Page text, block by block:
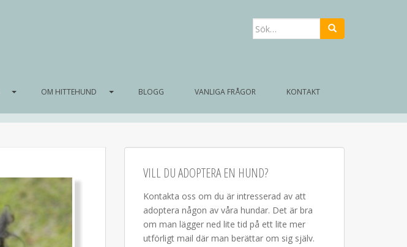
Sök
efter:
OM HITTEHUND BLOGG VANLIGA FRÅGOR KONTAKT
VILL DU ADOPTERA EN HUND?
Kontakta oss om du är intresserad av att
adoptera någon av våra hundar. Det är bra
om man lägger ned lite tid på ett lite mer
utförligt mail där man berättar om sig själv.